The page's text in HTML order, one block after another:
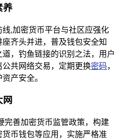
养
,加密货币平台与社区应强化
齐头并进，普及钱包安全知
，钓鱼链接的识别之法，用户
共网络交易，定期更换密码，
产安全。
网
完善加密货币监管政策，构建
币钱包等应用，实施严格准